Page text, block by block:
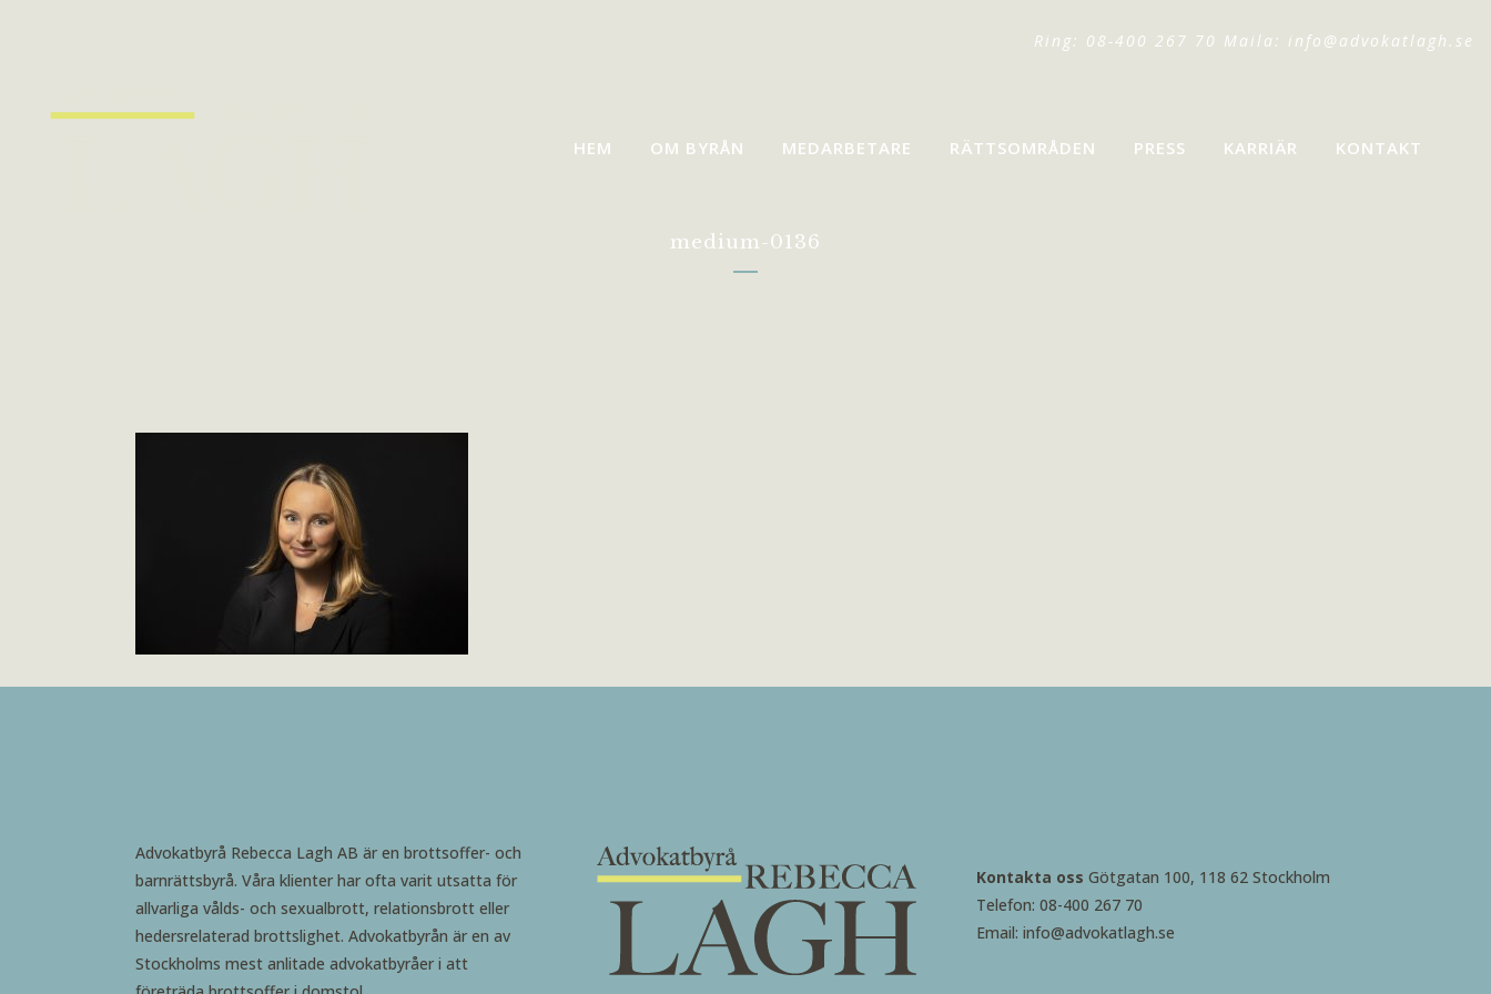
Ring: 08-400 267 70 Maila: info@advokatlagh.se
HEM OM BYRÅN MEDARBETARE RÄTTSOMRÅDEN PRESS KARRIÄR KONTAKT
medium-0136
Advokatbyrå Rebecca Lagh AB är en brottsoffer- och
barnrättsbyrå. Våra klienter har ofta varit utsatta för
allvarliga vålds- och sexualbrott, relationsbrott eller
hedersrelaterad brottslighet. Advokatbyrån är en av
Stockholms mest anlitade advokatbyråer i att
Kontakta oss Götgatan 100, 118 62 Stockholm
Telefon: 08-400 267 70
Email: info@advokatlagh.se